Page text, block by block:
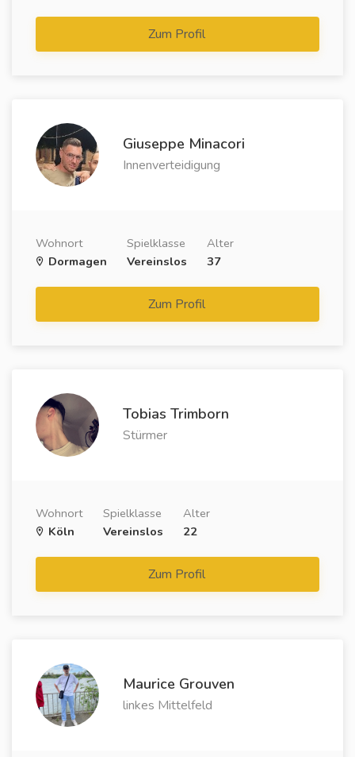
Zum Profil
Giuseppe Minacori
Innenverteidigung
Wohnort
Dormagen
Spielklasse
Vereinslos
Alter
37
Zum Profil
Tobias Trimborn
Stürmer
Wohnort
Köln
Spielklasse
Vereinslos
Alter
22
Zum Profil
Maurice Grouven
linkes Mittelfeld